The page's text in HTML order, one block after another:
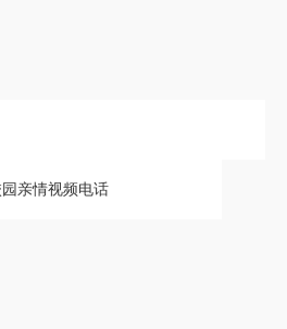
亲情视频电话